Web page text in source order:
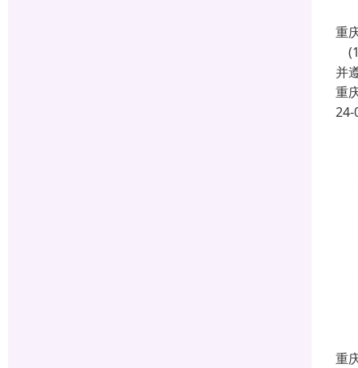
重
并
重
24-
重